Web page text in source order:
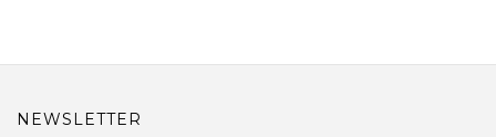
NEWSLETTER